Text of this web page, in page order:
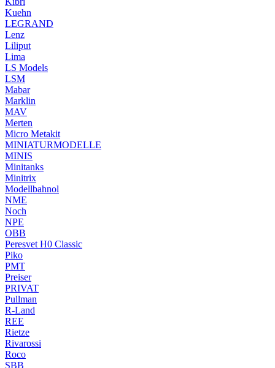
Kuehn
LEGRAND
Lenz
Liliput
Lima
LS Models
LSM
Mabar
Marklin
MAV
Merten
Micro Metakit
MINIATURMODELLE
MINIS
Minitanks
Minitrix
Modellbahnol
NME
Noch
NPE
OBB
Peresvet H0 Classic
Piko
PMT
Preiser
PRIVAT
Pullman
R-Land
REE
Rietze
Rivarossi
Roco
SBB